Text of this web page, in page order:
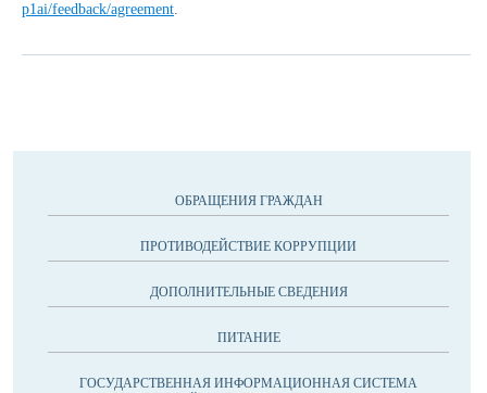
p1ai/feedback/agreement.
ОБРАЩЕНИЯ ГРАЖДАН
ПРОТИВОДЕЙСТВИЕ КОРРУПЦИИ
ДОПОЛНИТЕЛЬНЫЕ СВЕДЕНИЯ
ПИТАНИЕ
ГОСУДАРСТВЕННАЯ ИНФОРМАЦИОННАЯ СИСТЕМА